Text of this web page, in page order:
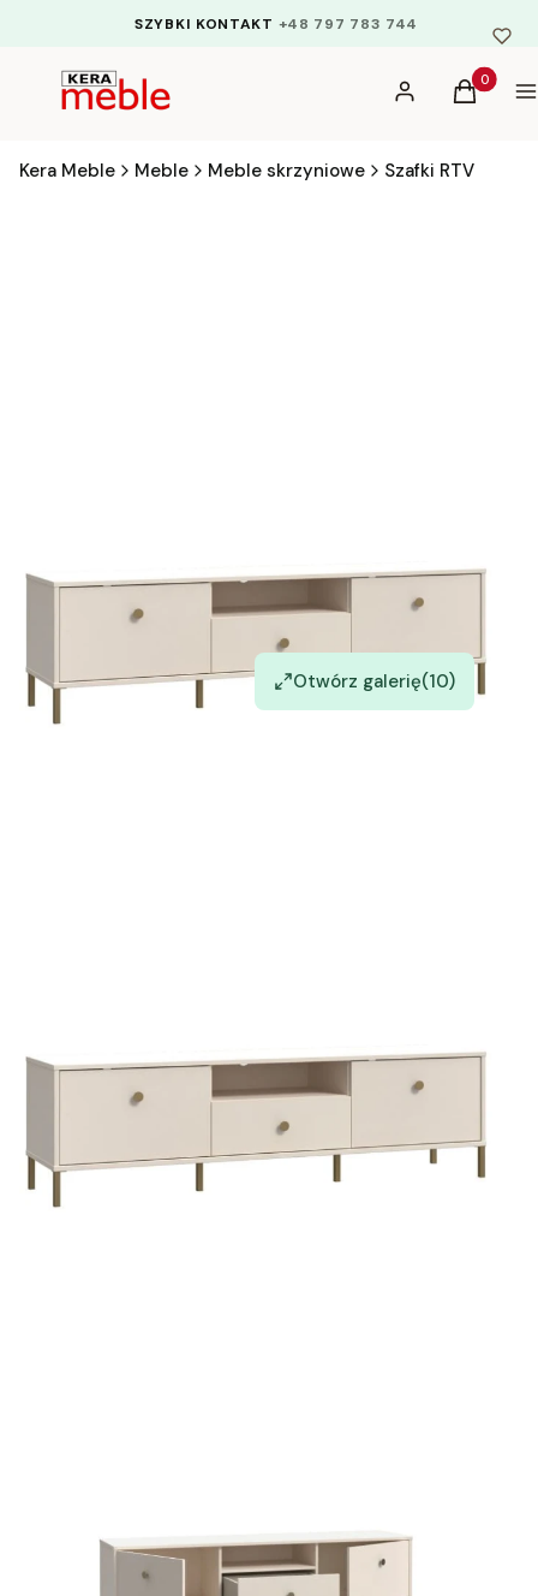
SZYBKI KONTAKT +48 797 783 744
Zaloguj sięProdukty
Koszyk
Kera Meble Meble Meble skrzyniowe Szafki RTV
Otwórz galerię(10)